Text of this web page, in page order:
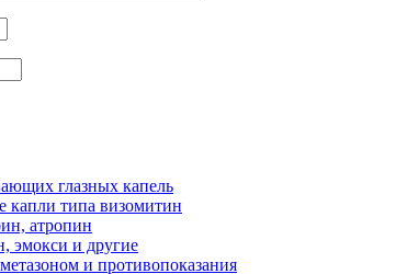
глазных капель
типа визомитин
атропин
эмокси и другие
и противопоказания